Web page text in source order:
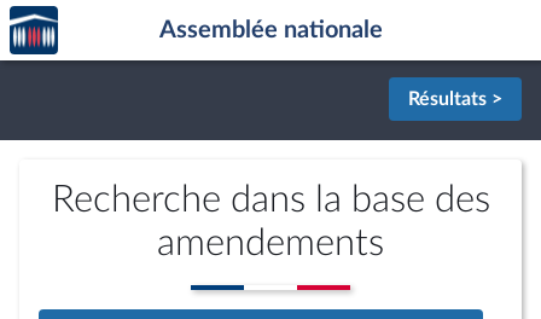
Aller au contenu
Aller en bas de la page
Accèder
à la
page
Assemblée nationale
Résultats >
Recherche dans la base des
amendements